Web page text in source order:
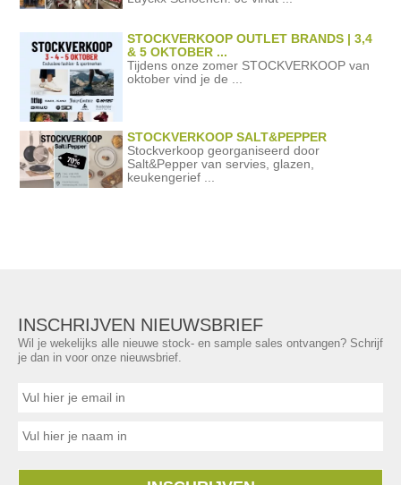
STOCKVERKOOP OUTLET BRANDS | 3,4
& 5 OKTOBER ...
Tijdens onze zomer STOCKVERKOOP van
oktober vind je de ...
STOCKVERKOOP SALT&PEPPER
Stockverkoop georganiseerd door
Salt&Pepper van servies, glazen,
keukengerief ...
INSCHRIJVEN NIEUWSBRIEF
Wil je wekelijks alle nieuwe stock- en sample sales ontvangen? Schrijf
je dan in voor onze nieuwsbrief.